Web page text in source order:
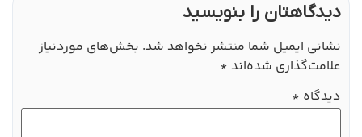
دیدگاهتان را بنویسید
نشانی ایمیل شما منتشر نخواهد شد. بخش‌های موردنیاز
علامت‌گذاری شده‌اند *
دیدگاه *